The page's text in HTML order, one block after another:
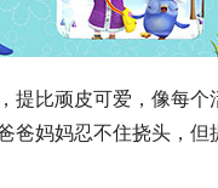
提比顽皮可爱，像每
妈妈忍不住挠头，